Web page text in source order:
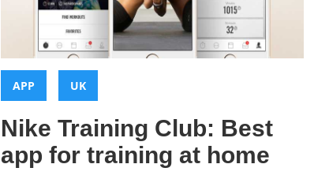
Categorias:
APP UK
Nike Training Club: Best
app for training at home